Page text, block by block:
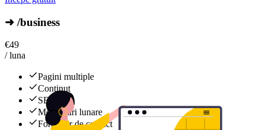
➜ /business
€49
/ luna
Pagini multiple
Conținut
SEO
Modificări lunare
Formular de contact